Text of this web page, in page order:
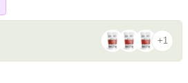
+1